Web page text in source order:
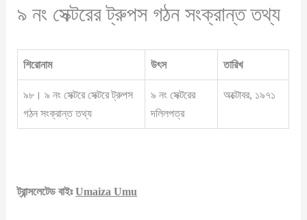
৯ নং সেক্টরের ট্রুপস গঠন সংক্রান্ত তথ্য
শিরোনাম উৎস তারিখ
৯৮। ৯ নং সেক্টরে সেক্টরে ট্রুপস
গঠন সংক্রান্ত তথ্য
৯ নং সেক্টরের
দলিলপত্র
অক্টোবর, ১৯৭১
ট্রান্সলেটেড বাইঃUmaiza Umu